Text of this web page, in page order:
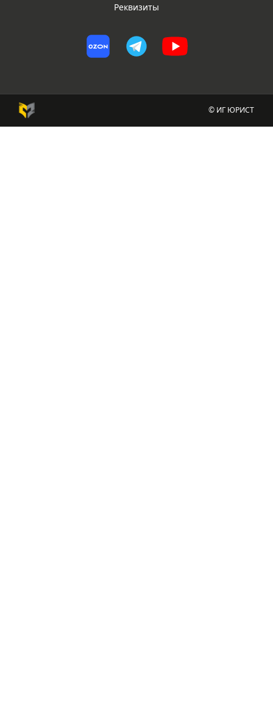
Реквизиты
© ИГ ЮРИСТ